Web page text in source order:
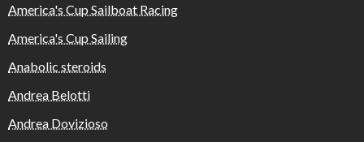
America's Cup Sailboat Racing
America's Cup Sailing
Anabolic steroids
Andrea Belotti
Andrea Dovizioso